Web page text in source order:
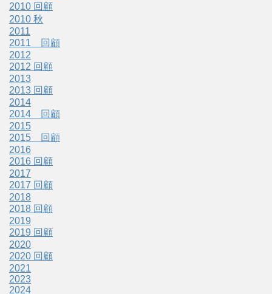
2010 回顧
2010 秋
2011
2011 回顧
2012
2012 回顧
2013
2013 回顧
2014
2014 回顧
2015
2015 回顧
2016
2016 回顧
2017
2017 回顧
2018
2018 回顧
2019
2019 回顧
2020
2020 回顧
2021
2023
2024